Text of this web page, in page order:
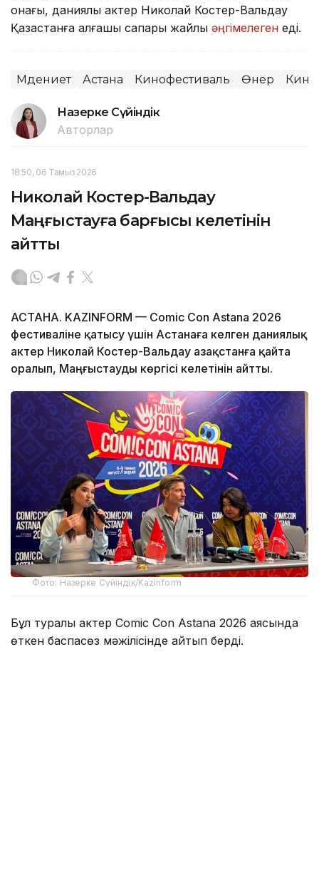
қонағы, даниялық актер Николай Костер-Вальдау
Қазақстанға алғашқы сапары жайлы әңгімелеген еді.
Мәдениет Астана Кинофестиваль Өнер Кино
Назерке Сүйіндік
Авторлар
18:50, 06 Тамыз 2026
Николай Костер-Вальдау
Маңғыстауға барғысы келетінін
айтты
АСТАНА. KAZINFORM — Comic Con Astana 2026
фестиваліне қатысу үшін Астанаға келген даниялық
актер Николай Костер-Вальдау Қазақстанға қайта
оралып, Маңғыстауды көргісі келетінін айтты.
Фото: Назерке Сүйіндік/Kazinform
Бұл туралы актер Comic Con Astana 2026 аясында
өткен баспасөз мәжілісінде айтып берді.